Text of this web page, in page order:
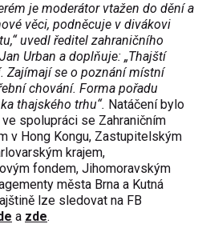
je moderátor vtažen do dění a
věci, podněcuje v divákovi
uvedl ředitel zahraničního
Urban a doplňuje: „Thajští
Zajímají se o poznání místní
chování. Forma pořadu
thajského trhu“. Natáčení bylo
spolupráci se Zahraničním
v Hong Kongu, Zastupitelským
krajem,
fondem, Jihomoravským
města Brna a Kutná
lze sledovat na FB
a zde.